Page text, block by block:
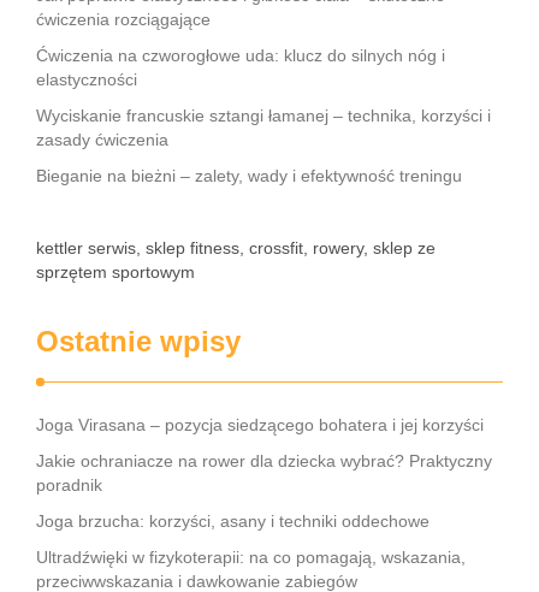
ćwiczenia rozciągające
Ćwiczenia na czworogłowe uda: klucz do silnych nóg i
elastyczności
Wyciskanie francuskie sztangi łamanej – technika, korzyści i
zasady ćwiczenia
Bieganie na bieżni – zalety, wady i efektywność treningu
kettler serwis, sklep fitness, crossfit, rowery, sklep ze
sprzętem sportowym
Ostatnie wpisy
Joga Virasana – pozycja siedzącego bohatera i jej korzyści
Jakie ochraniacze na rower dla dziecka wybrać? Praktyczny
poradnik
Joga brzucha: korzyści, asany i techniki oddechowe
Ultradźwięki w fizykoterapii: na co pomagają, wskazania,
przeciwwskazania i dawkowanie zabiegów